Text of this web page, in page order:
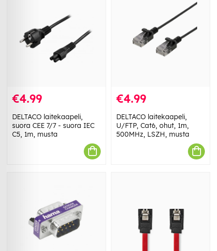
€4.99
DELTACO laitekaapeli,
suora CEE 7/7 - suora IEC
C5, 1m, musta
€4.99
DELTACO laitekaapeli,
U/FTP, Cat6, ohut, 1m,
500MHz, LSZH, musta